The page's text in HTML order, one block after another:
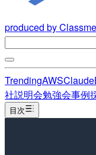
produced by
TrendingAWSClaude
社説明会勉強会事例
目次